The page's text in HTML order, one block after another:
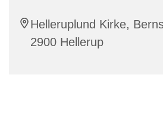
Helleruplund Kirke,
2900 Hellerup